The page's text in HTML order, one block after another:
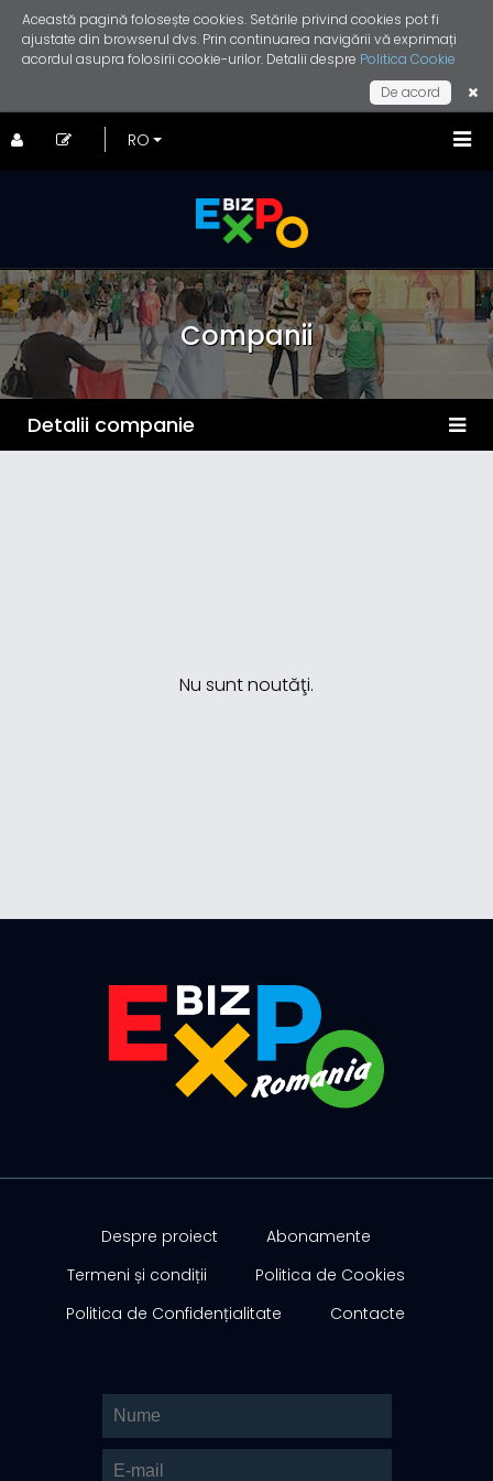
Această pagină folosește cookies. Setările privind cookies pot fi
ajustate din browserul dvs. Prin continuarea navigării vă exprimați
acordul asupra folosirii cookie-urilor. Detalii despre Politica Cookie
De acord
Companii
Detalii companie
Nu sunt noutăţi.
Despre proiect
Abonamente
Termeni și condiții
Politica de Cookies
Politica de Confidențialitate
Contacte